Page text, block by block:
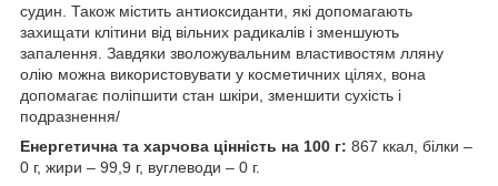
судин. Також містить антиоксиданти, які допомагають
захищати клітини від вільних радикалів і зменшують
запалення. Завдяки зволожувальним властивостям лляну
олію можна використовувати у косметичних цілях, вона
допомагає поліпшити стан шкіри, зменшити сухість і
подразнення/
Енергетична та харчова цінність на 100 г: 867 ккал, білки –
0 г, жири – 99,9 г, вуглеводи – 0 г.